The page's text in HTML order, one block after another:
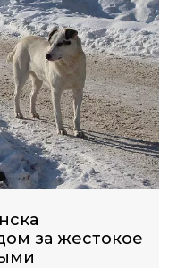
за жестокое